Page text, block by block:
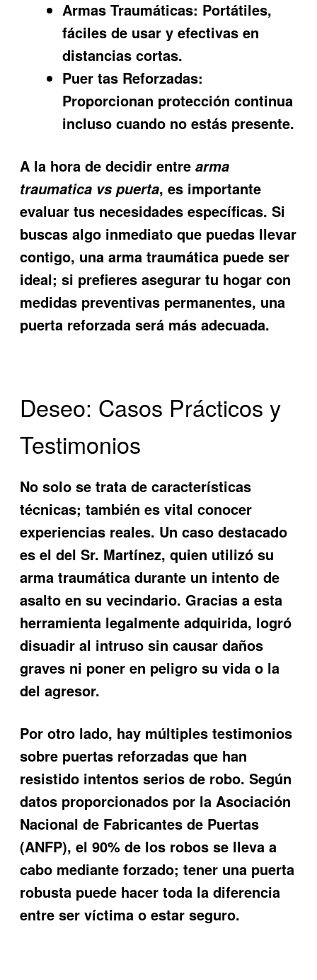
Armas Traumáticas: Portátiles,
fáciles de usar y efectivas en
distancias cortas.
Puer tas Reforzadas:
Proporcionan protección continua
incluso cuando no estás presente.
A la hora de decidir entrearma
traumatica vs puerta, es importante
evaluar tus necesidades específicas. Si
buscas algo inmediato que puedas llevar
contigo, una arma traumática puede ser
ideal; si prefieres asegurar tu hogar con
medidas preventivas permanentes, una
puerta reforzada será más adecuada.
Deseo: Casos Prácticos y
Testimonios
No solo se trata de características
técnicas; también es vital conocer
experiencias reales. Un caso destacado
es el del Sr. Martínez, quien utilizó su
arma traumática durante un intento de
asalto en su vecindario. Gracias a esta
herramienta legalmente adquirida, logró
disuadir al intruso sin causar daños
graves ni poner en peligro su vida o la
del agresor.
Por otro lado, hay múltiples testimonios
sobre puertas reforzadas que han
resistido intentos serios de robo. Según
datos proporcionados por la Asociación
Nacional de Fabricantes de Puertas
(ANFP), el 90% de los robos se lleva a
cabo mediante forzado; tener una puerta
robusta puede hacer toda la diferencia
entre ser víctima o estar seguro.